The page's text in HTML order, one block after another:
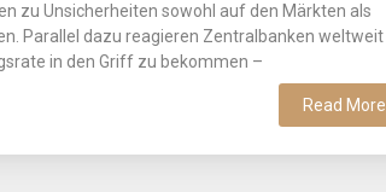
zu Unsicherheiten sowohl auf den Märkten als
Parallel dazu reagieren Zentralbanken weltweit
in den Griff zu bekommen –
Read More